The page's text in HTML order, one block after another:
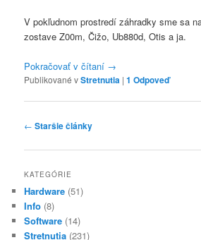
V pokľudnom prostredí záhradky sme sa
zostave Z00m, Čižo, Ub880d, Otis a ja.
Pokračovať v čítaní →
Publikované vStretnutia |1 Odpoveď
Navigácia
← Staršie články
KATEGÓRIE
Hardware (51)
Info (8)
Software (14)
Stretnutia (231)